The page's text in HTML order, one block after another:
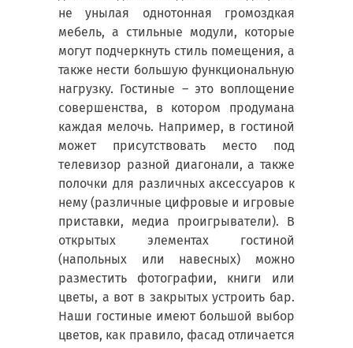
не унылая однотонная громоздкая
мебель, а стильные модули, которые
могут подчеркнуть стиль помещения, а
также нести большую функциональную
нагрузку. Гостиные – это воплощение
совершенства, в котором продумана
каждая мелочь. Например, в гостиной
может присутствовать место под
телевизор разной диагонали, а также
полочки для различных аксессуаров к
нему (различные цифровые и игровые
приставки, медиа проигрыватели). В
открытых элементах гостиной
(напольных или навесных) можно
разместить фотографии, книги или
цветы, а вот в закрытых устроить бар.
Наши гостиные имеют большой выбор
цветов, как правило, фасад отличается